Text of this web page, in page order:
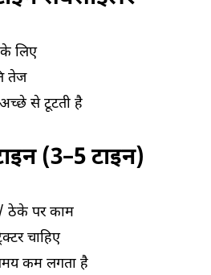
लिए
तेज
अच्छे से टूटती है
(3–5 टाइन)
ठेके पर काम
चाहिए
कम लगता है